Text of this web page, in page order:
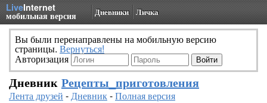
LiveInternet
мобильная версия Дневники Личка
Вы были перенаправлены на мобильную версию
страницы. Вернуться!
Авторизация
Дневник Рецепты_приготовления
Лента друзей -Дневник-Полная версия